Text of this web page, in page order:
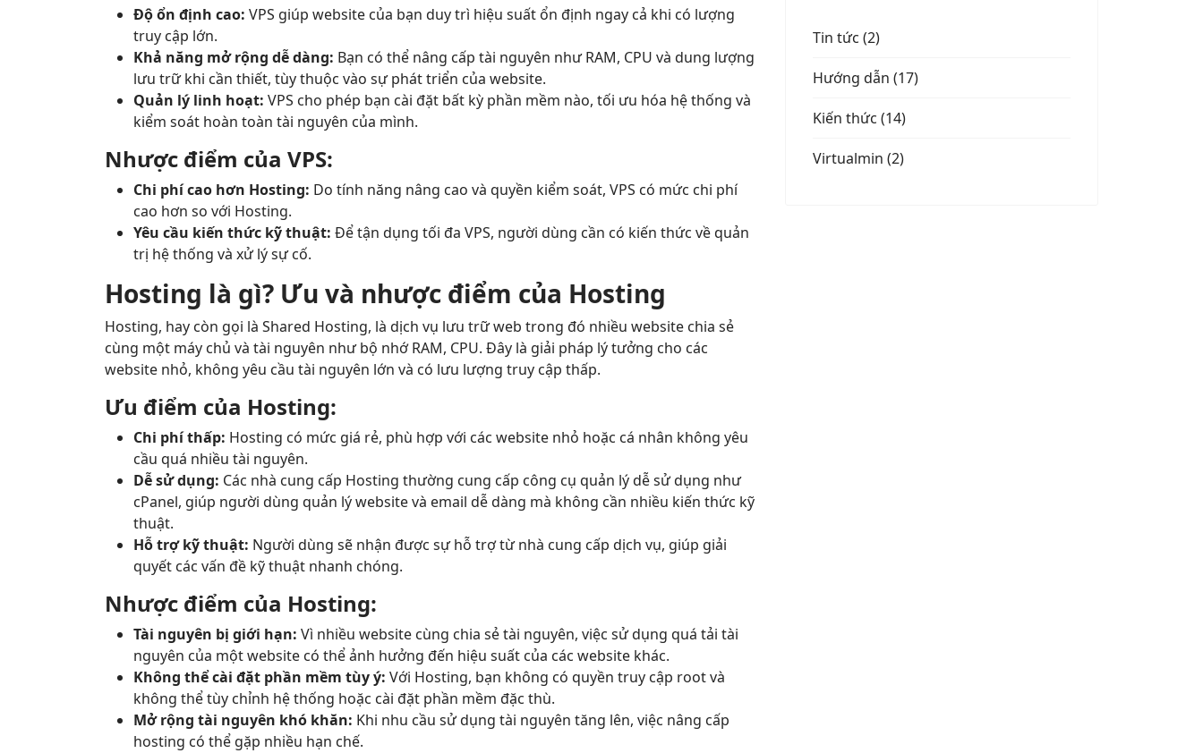
Độ ổn định cao: VPS giúp website của bạn duy trì hiệu suất ổn định ngay cả khi có lượng
truy cập lớn.
Khả năng mở rộng dễ dàng: Bạn có thể nâng cấp tài nguyên như RAM, CPU và dung lượng
lưu trữ khi cần thiết, tùy thuộc vào sự phát triển của website.
Quản lý linh hoạt: VPS cho phép bạn cài đặt bất kỳ phần mềm nào, tối ưu hóa hệ thống và
kiểm soát hoàn toàn tài nguyên của mình.
Nhược điểm của VPS:
Chi phí cao hơn Hosting: Do tính năng nâng cao và quyền kiểm soát, VPS có mức chi phí
cao hơn so với Hosting.
Yêu cầu kiến thức kỹ thuật: Để tận dụng tối đa VPS, người dùng cần có kiến thức về quản
trị hệ thống và xử lý sự cố.
Hosting là gì? Ưu và nhược điểm của Hosting
Hosting, hay còn gọi là Shared Hosting, là dịch vụ lưu trữ web trong đó nhiều website chia sẻ
cùng một máy chủ và tài nguyên như bộ nhớ RAM, CPU. Đây là giải pháp lý tưởng cho các
website nhỏ, không yêu cầu tài nguyên lớn và có lưu lượng truy cập thấp.
Ưu điểm của Hosting:
Chi phí thấp: Hosting có mức giá rẻ, phù hợp với các website nhỏ hoặc cá nhân không yêu
cầu quá nhiều tài nguyên.
Dễ sử dụng: Các nhà cung cấp Hosting thường cung cấp công cụ quản lý dễ sử dụng như
cPanel, giúp người dùng quản lý website và email dễ dàng mà không cần nhiều kiến thức kỹ
thuật.
Hỗ trợ kỹ thuật: Người dùng sẽ nhận được sự hỗ trợ từ nhà cung cấp dịch vụ, giúp giải
quyết các vấn đề kỹ thuật nhanh chóng.
Nhược điểm của Hosting:
Tài nguyên bị giới hạn: Vì nhiều website cùng chia sẻ tài nguyên, việc sử dụng quá tải tài
nguyên của một website có thể ảnh hưởng đến hiệu suất của các website khác.
Không thể cài đặt phần mềm tùy ý: Với Hosting, bạn không có quyền truy cập root và
không thể tùy chỉnh hệ thống hoặc cài đặt phần mềm đặc thù.
Mở rộng tài nguyên khó khăn: Khi nhu cầu sử dụng tài nguyên tăng lên, việc nâng cấp
hosting có thể gặp nhiều hạn chế.
Tin tức (2)
Hướng dẫn (17)
Kiến thức (14)
Virtualmin (2)